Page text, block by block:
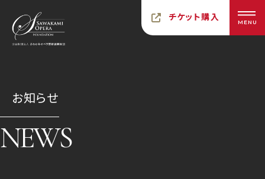
チケット購入 MENU
お知らせ
NEWS